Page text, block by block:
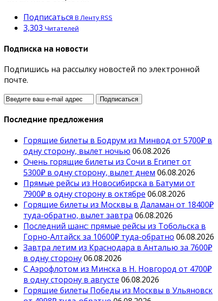
Подписаться В Ленту RSS
3,303 Читателей
Подписка на новости
Подпишись на рассылку новостей по электронной
почте.
Последние предложения
Горящие билеты в Бодрум из Минвод от 5700₽ в
одну сторону, вылет ночью 06.08.2026
Очень горящие билеты из Сочи в Египет от
5300₽ в одну сторону, вылет днем 06.08.2026
Прямые рейсы из Новосибирска в Батуми от
7900₽ в одну сторону в октябре 06.08.2026
Горящие билеты из Москвы в Даламан от 18400₽
туда-обратно, вылет завтра 06.08.2026
Последний шанс: прямые рейсы из Тобольска в
Горно-Алтайск за 10600₽ туда-обратно 06.08.2026
Завтра летим из Краснодара в Анталью за 7600₽
в одну сторону06.08.2026
С Аэрофлотом из Минска в Н. Новгород от 4700₽
в одну сторону в августе 06.08.2026
Горящие билеты Победы из Москвы в Ульяновск